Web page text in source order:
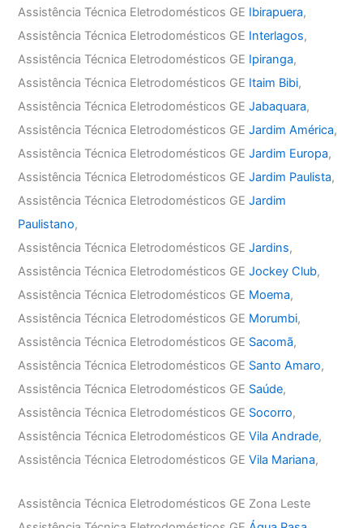
Assistência Técnica Eletrodomésticos GE Ibirapuera,
Assistência Técnica Eletrodomésticos GE Interlagos,
Assistência Técnica Eletrodomésticos GE Ipiranga,
Assistência Técnica Eletrodomésticos GE Itaim Bibi,
Assistência Técnica Eletrodomésticos GEJabaquara,
Assistência Técnica Eletrodomésticos GEJardim América,
Assistência Técnica Eletrodomésticos GEJardim Europa,
Assistência Técnica Eletrodomésticos GEJardim Paulista,
Assistência Técnica Eletrodomésticos GEJardim
Paulistano,
Assistência Técnica Eletrodomésticos GEJardins,
Assistência Técnica Eletrodomésticos GEJockey Club,
Assistência Técnica Eletrodomésticos GE Moema,
Assistência Técnica Eletrodomésticos GE Morumbi,
Assistência Técnica Eletrodomésticos GE Sacomã,
Assistência Técnica Eletrodomésticos GE Santo Amaro,
Assistência Técnica Eletrodomésticos GE Saúde,
Assistência Técnica Eletrodomésticos GE Socorro,
Assistência Técnica Eletrodomésticos GEVila Andrade,
Assistência Técnica Eletrodomésticos GEVila Mariana,
Assistência Técnica Eletrodomésticos GE Zona Leste